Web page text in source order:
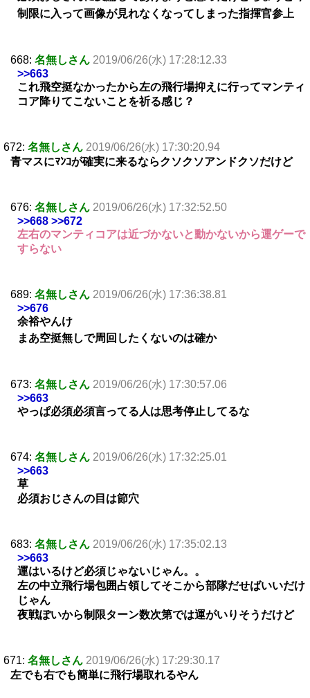
制限に入って画像が見れなくなってしまった指揮官参上
668: 名無しさん 2019/06/26(水) 17:28:12.33
>>663
これ飛空挺なかったから左の飛行場抑えに行ってマンティ
コア降りてこないことを祈る感じ？
672: 名無しさん 2019/06/26(水) 17:30:20.94
青マスにﾏﾝｺが確実に来るならクソクソアンドクソだけど
676: 名無しさん 2019/06/26(水) 17:32:52.50
>>668 >>672
左右のマンティコアは近づかないと動かないから運ゲーで
すらない
689: 名無しさん 2019/06/26(水) 17:36:38.81
>>676
余裕やんけ
まあ空挺無しで周回したくないのは確か
673: 名無しさん 2019/06/26(水) 17:30:57.06
>>663
やっぱ必須必須言ってる人は思考停止してるな
674: 名無しさん 2019/06/26(水) 17:32:25.01
>>663
草
必須おじさんの目は節穴
683: 名無しさん 2019/06/26(水) 17:35:02.13
>>663
運はいるけど必須じゃないじゃん。。
左の中立飛行場包囲占領してそこから部隊だせばいいだけ
じゃん
夜戦ぽいから制限ターン数次第では運がいりそうだけど
671: 名無しさん 2019/06/26(水) 17:29:30.17
左でも右でも簡単に飛行場取れるやん